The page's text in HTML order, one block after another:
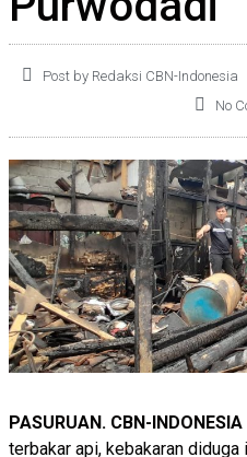
Post by Redaksi CBN-Indonesia
No
PASURUAN. CBN-INDONESIA
terbakar api, kebakaran